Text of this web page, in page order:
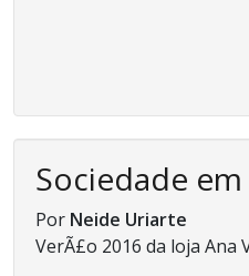
Sociedade
Por Neide Uriarte
VerÃ£o 2016 da loja Ana